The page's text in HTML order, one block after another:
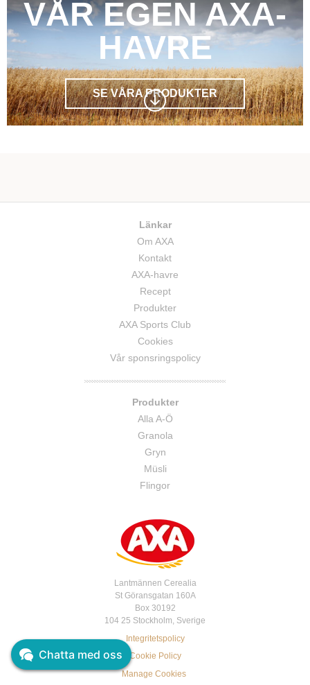
VÅR EGEN AXA-
HAVRE
SE VÅRA PRODUKTER
Scrolla
ned
Länkar
Om AXA
Kontakt
AXA-havre
Recept
Produkter
AXA Sports Club
Cookies
Vår sponsringspolicy
Produkter
Alla A-Ö
Granola
Gryn
Müsli
Flingor
Lantmännen Cerealia
St Göransgatan 160A
Box 30192
104 25 Stockholm, Sverige
Integritetspolicy
Cookie Policy
Manage Cookies
Chatta med oss